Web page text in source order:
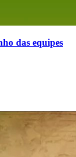
das equipes